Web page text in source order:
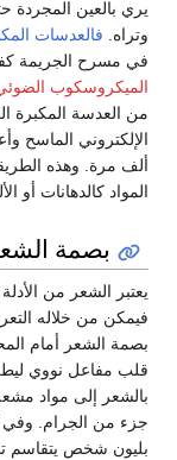
يري بالعين
وتراه. فالعدسات
في مسرح الجريمة
الميكروسكوب
من العدسة المكبرة
ألف مرة. وهذه
المواد كالدهانات أو
بصمة
يعتبر الشعر من
فيمكن من خلاله
قلب مفاعل نووي
بالشعر إلى مواد
بليون شخص يتقاسم